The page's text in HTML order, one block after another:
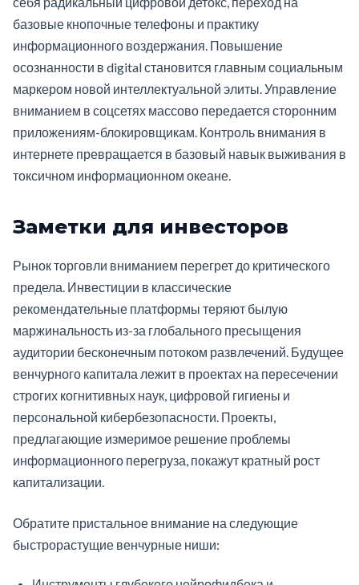
базовые кнопочные телефоны и практику
информационного воздержания. Повышение
осознанности в digital становится главным социальным
маркером новой интеллектуальной элиты. Управление
вниманием в соцсетях массово передается сторонним
приложениям-блокировщикам. Контроль внимания в
интернете превращается в базовый навык выживания в
токсичном информационном океане.
Заметки для инвесторов
Рынок торговли вниманием перегрет до критического
предела. Инвестиции в классические
рекомендательные платформы теряют былую
маржинальность из-за глобального пресыщения
аудитории бесконечным потоком развлечений. Будущее
венчурного капитала лежит в проектах на пересечении
строгих когнитивных наук, цифровой гигиены и
персональной кибербезопасности. Проекты,
предлагающие измеримое решение проблемы
информационного перегруза, покажут кратный рост
капитализации.
Обратите пристальное внимание на следующие
быстрорастущие венчурные ниши: